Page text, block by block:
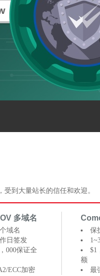
到大量站长的信任和欢迎。
多域名
个域名
日签发
000保证全
ECC加密
保
$1
额
最